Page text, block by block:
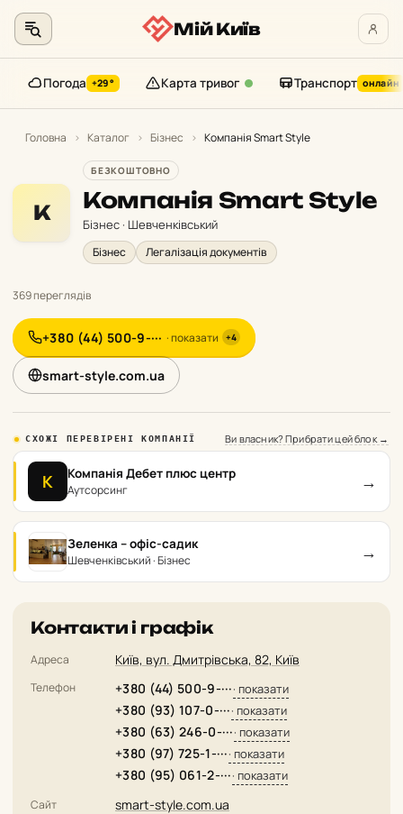
Мій Київ
Погода +29° Карта тривог Транспорт онлайн
Головна › Каталог › Бізнес › Компанія Smart Style
К
БЕЗКОШТОВНО
Компанія Smart Style
Бізнес · Шевченківський
Бізнес Легалізація документів
369 переглядів
+380 (44) 500-9-··· · показати +4
smart-style.com.ua
СХОЖІ ПЕРЕВІРЕНІ КОМПАНІЇ Ви власник? Прибрати цей блок →
К Компанія Дебет плюс центр
Аутсорсинг →
Зеленка – офіс-садик
Шевченківський · Бізнес →
Контакти і графік
Адреса Київ, вул. Дмитрівська, 82, Київ
Телефон +380 (44) 500-9-···· показати
+380 (93) 107-0-···· показати
+380 (63) 246-0-···· показати
+380 (97) 725-1-···· показати
+380 (95) 061-2-···· показати
Сайт smart-style.com.ua